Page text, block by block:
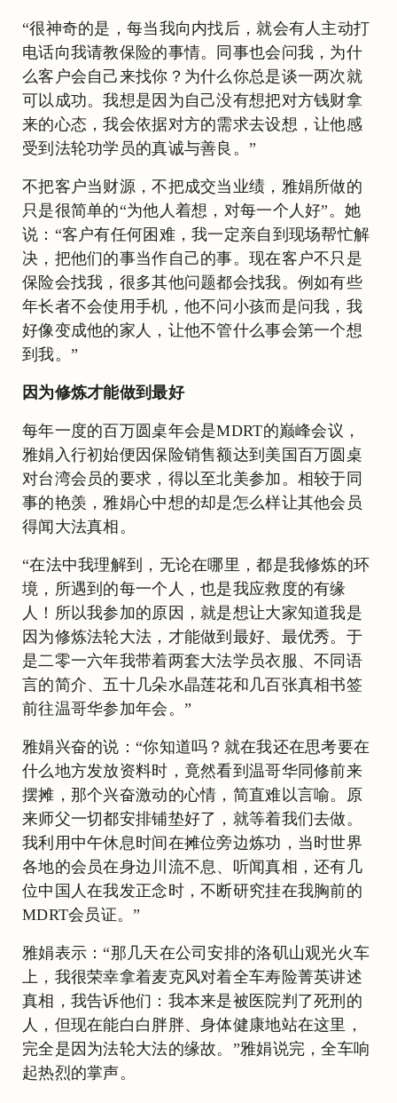
“很神奇的是，每当我向内找后，就会有人主动打
电话向我请教保险的事情。同事也会问我，为什
么客户会自己来找你？为什么你总是谈一两次就
可以成功。我想是因为自己没有想把对方钱财拿
来的心态，我会依据对方的需求去设想，让他感
受到法轮功学员的真诚与善良。”
不把客户当财源，不把成交当业绩，雅娟所做的
只是很简单的“为他人着想，对每一个人好”。她
说：“客户有任何困难，我一定亲自到现场帮忙解
决，把他们的事当作自己的事。现在客户不只是
保险会找我，很多其他问题都会找我。例如有些
年长者不会使用手机，他不问小孩而是问我，我
好像变成他的家人，让他不管什么事会第一个想
到我。”
因为修炼才能做到最好
每年一度的百万圆桌年会是MDRT的巅峰会议，
雅娟入行初始便因保险销售额达到美国百万圆桌
对台湾会员的要求，得以至北美参加。相较于同
事的艳羡，雅娟心中想的却是怎么样让其他会员
得闻大法真相。
“在法中我理解到，无论在哪里，都是我修炼的环
境，所遇到的每一个人，也是我应救度的有缘
人！所以我参加的原因，就是想让大家知道我是
因为修炼法轮大法，才能做到最好、最优秀。于
是二零一六年我带着两套大法学员衣服、不同语
言的简介、五十几朵水晶莲花和几百张真相书签
前往温哥华参加年会。”
雅娟兴奋的说：“你知道吗？就在我还在思考要在
什么地方发放资料时，竟然看到温哥华同修前来
摆摊，那个兴奋激动的心情，简直难以言喻。原
来师父一切都安排铺垫好了，就等着我们去做。
我利用中午休息时间在摊位旁边炼功，当时世界
各地的会员在身边川流不息、听闻真相，还有几
位中国人在我发正念时，不断研究挂在我胸前的
MDRT会员证。”
雅娟表示：“那几天在公司安排的洛矶山观光火车
上，我很荣幸拿着麦克风对着全车寿险菁英讲述
真相，我告诉他们：我本来是被医院判了死刑的
人，但现在能白白胖胖、身体健康地站在这里，
完全是因为法轮大法的缘故。”雅娟说完，全车响
起热烈的掌声。